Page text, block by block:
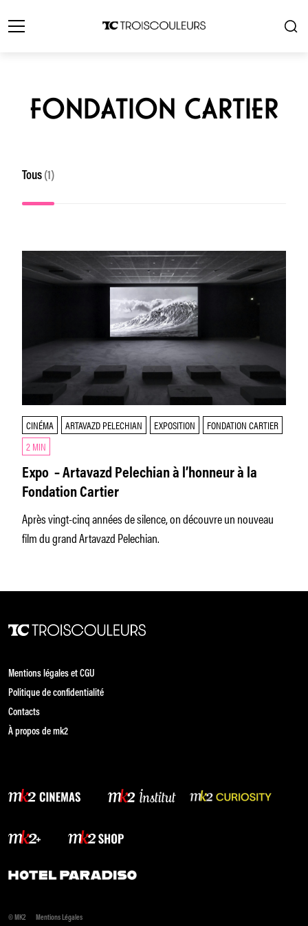
FONDATION CARTIER
Tous (1)
CINÉMA ARTAVAZD PELECHIAN EXPOSITION
FONDATION CARTIER
2 MIN
Expo – Artavazd Pelechian à l’honneur à la
Fondation Cartier
Après vingt-cinq années de silence, on découvre un nouveau
film du grand Artavazd Pelechian.
Mentions légales et CGU
Politique de confidentialité
Contacts
À propos de mk2
© MK2 Mentions Légales